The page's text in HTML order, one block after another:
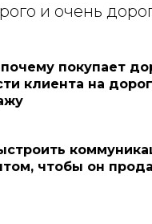
и очень
покупает
клиента на
чтобы он